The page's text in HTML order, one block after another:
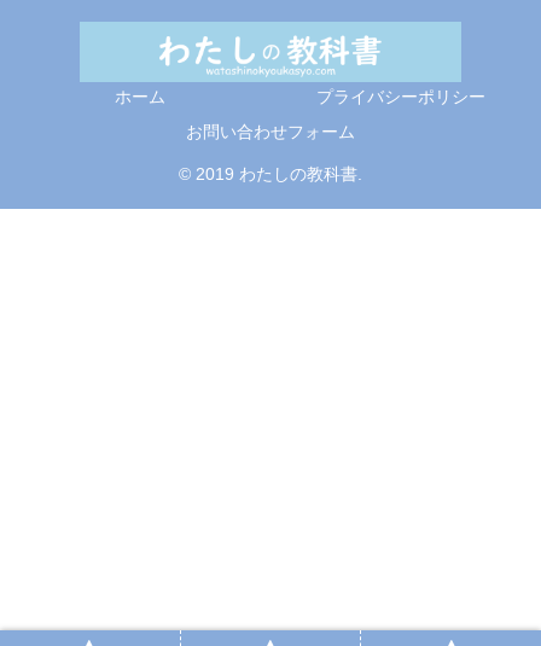
ホーム
プライバシーポリシー
お問い合わせフォーム
© 2019 わたしの教科書.